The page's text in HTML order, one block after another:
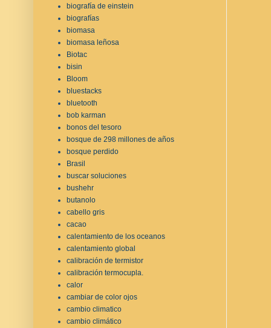
biografía de einstein
biografías
biomasa
biomasa leñosa
Biotac
bisin
Bloom
bluestacks
bluetooth
bob karman
bonos del tesoro
bosque de 298 millones de años
bosque perdido
Brasil
buscar soluciones
bushehr
butanolo
cabello gris
cacao
calentamiento de los oceanos
calentamiento global
calibración de termistor
calibración termocupla.
calor
cambiar de color ojos
cambio climatico
cambio climático